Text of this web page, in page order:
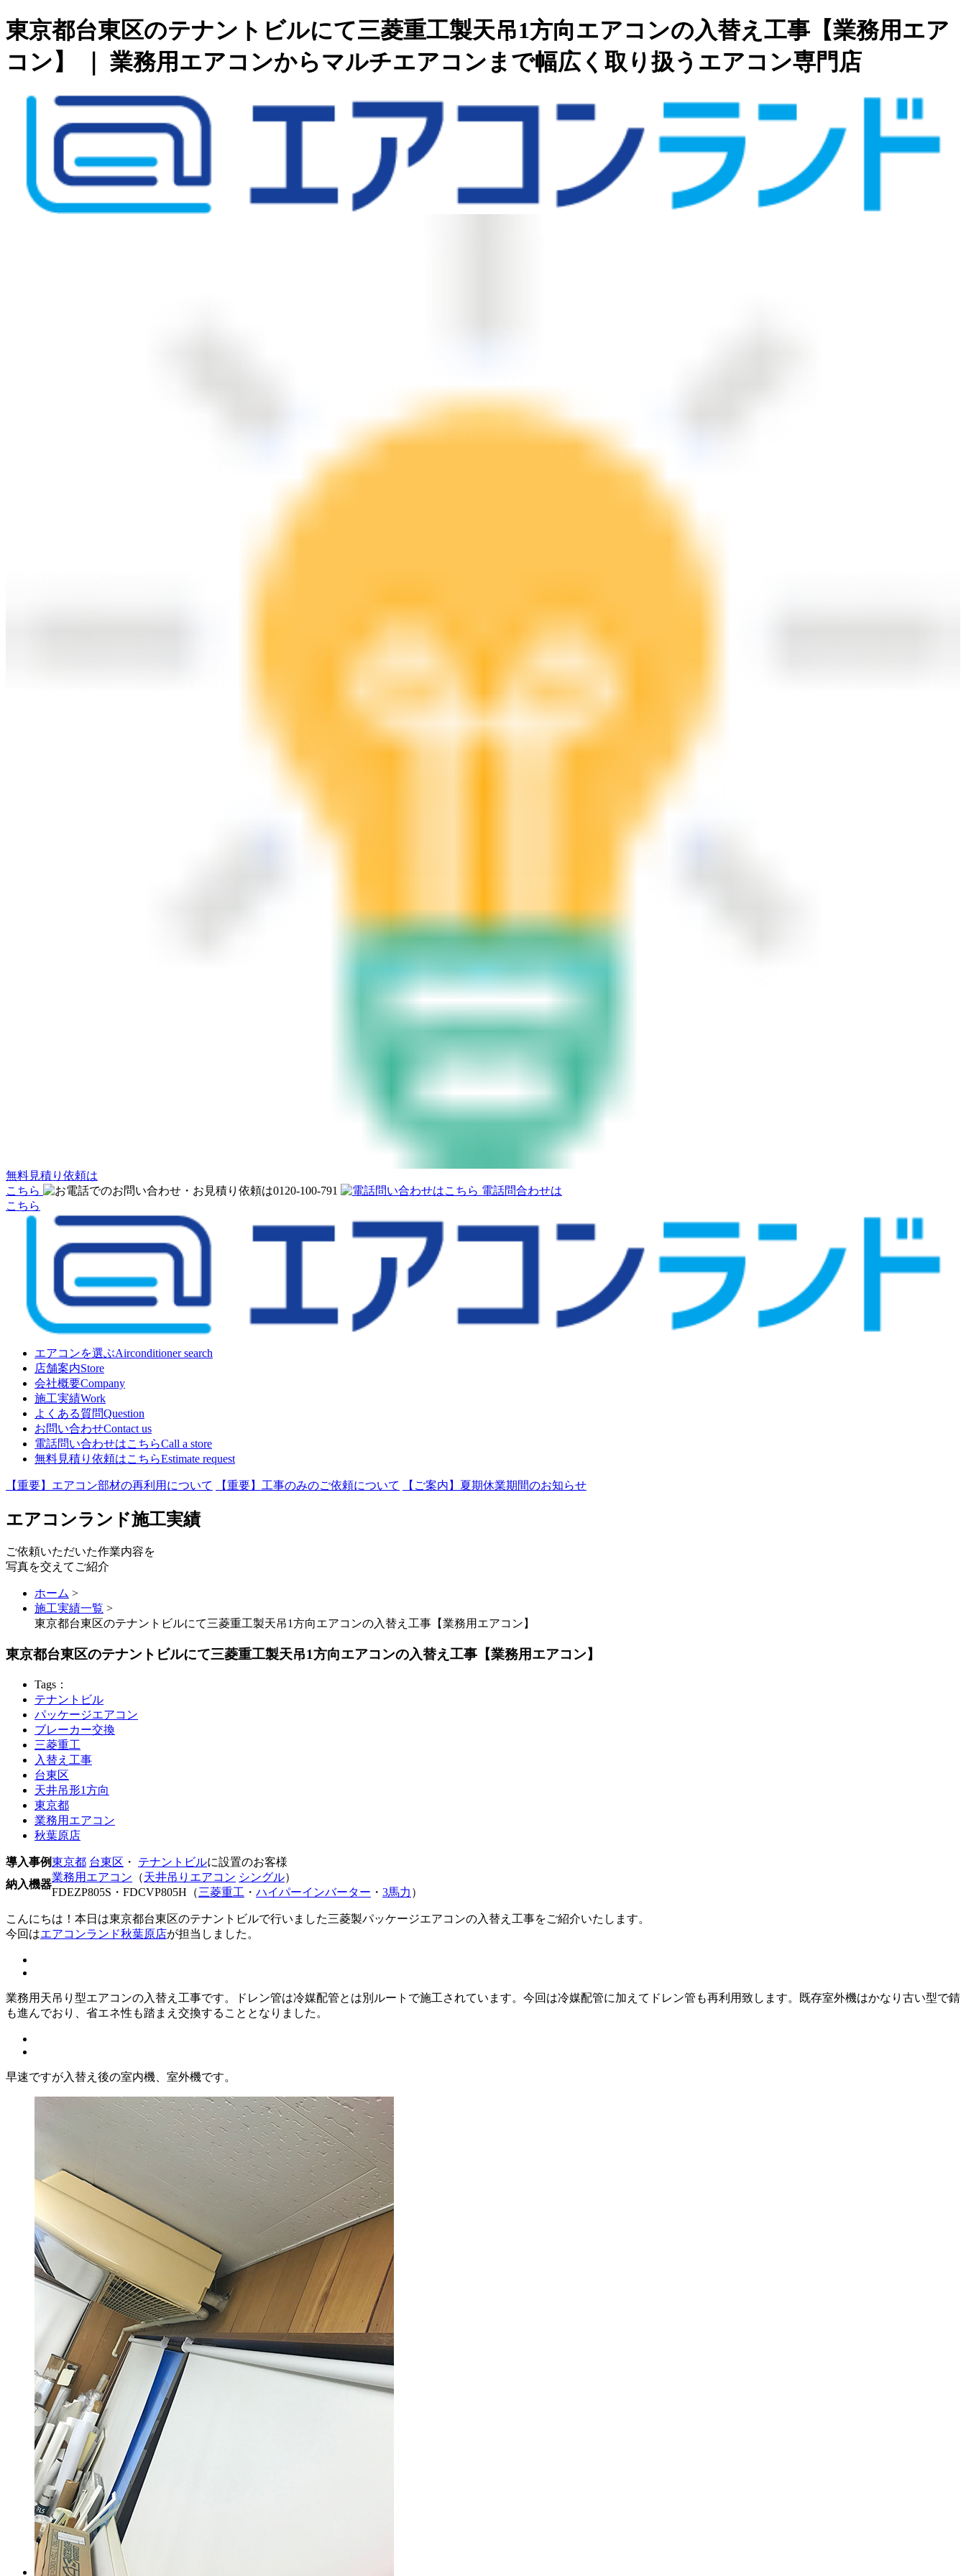
東京都台東区のテナントビルにて三菱重工製天吊1方向エアコンの入替え工事【業務用エア
コン】 ｜ 業務用エアコンからマルチエアコンまで幅広く取り扱うエアコン専門店
無料見積り依頼は
こちら
電話問合わせは
こちら
エアコンを選ぶAirconditioner search
店舗案内Store
会社概要Company
施工実績Work
よくある質問Question
お問い合わせContact us
電話問い合わせはこちらCall a store
無料見積り依頼はこちらEstimate request
【重要】エアコン部材の再利用について 【重要】工事のみのご依頼について 【ご案内】夏期休業期間のお知らせ
エアコンランド施工実績
ご依頼いただいた作業内容を
写真を交えてご紹介
ホーム >
施工実績一覧 >
東京都台東区のテナントビルにて三菱重工製天吊1方向エアコンの入替え工事【業務用エアコン】
東京都台東区のテナントビルにて三菱重工製天吊1方向エアコンの入替え工事【業務用エアコン】
Tags：
テナントビル
パッケージエアコン
ブレーカー交換
三菱重工
入替え工事
台東区
天井吊形1方向
東京都
業務用エアコン
秋葉原店
導入事例東京都 台東区 ・ テナントビルに設置のお客様
納入機器
業務用エアコン （天井吊りエアコン シングル）
FDEZP805S・FDCVP805H（三菱重工 ・ ハイパーインバーター ・ 3馬力 ）
こんにちは！本日は東京都台東区のテナントビルで行いました三菱製パッケージエアコンの入替え工事をご紹介いたします。
今回はエアコンランド秋葉原店が担当しました。
業務用天吊り型エアコンの入替え工事です。ドレン管は冷媒配管とは別ルートで施工されています。今回は冷媒配管に加えてドレン管も再利用致します。既存室外機はかなり古い型で錆
も進んでおり、省エネ性も踏まえ交換することとなりました。
早速ですが入替え後の室内機、室外機です。